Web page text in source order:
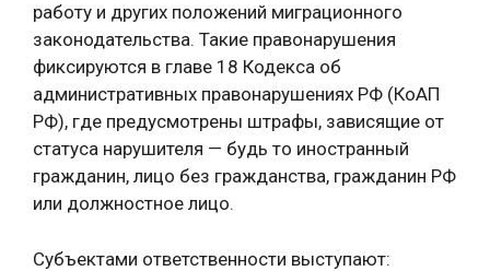
работу и других положений миграционного
законодательства. Такие правонарушения
фиксируются в главе 18 Кодекса об
административных правонарушениях РФ (КоАП
РФ), где предусмотрены штрафы, зависящие от
статуса нарушителя — будь то иностранный
гражданин, лицо без гражданства, гражданин РФ
или должностное лицо.
Субъектами ответственности выступают: